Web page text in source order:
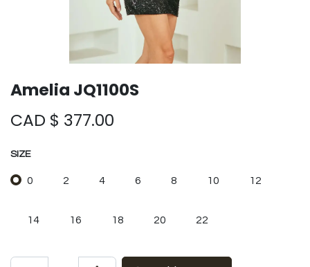
Amelia JQ1100S
CAD $ 377.00
SIZE
0 2 4 6 8 10 12
14 16 18 20 22